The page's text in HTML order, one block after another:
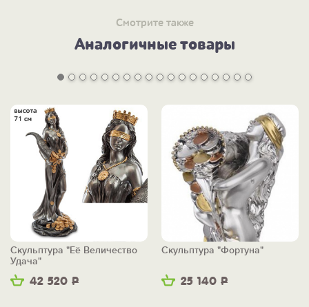
Смотрите также
Аналогичные товары
42 520 Р
Скульптура "Её Величество
Удача"
25 140 Р
Скульптура "Фортуна"